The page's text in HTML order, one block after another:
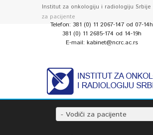
Institut za onkologiju i radiologiju Srbije
za pacijente
Telefon: 381 (0) 11 2067-147 od 07-14h
381 (0) 11 2685-174 od 14-19h
E-mail: kabinet@ncrc.ac.rs
- Vodiči za pacijente